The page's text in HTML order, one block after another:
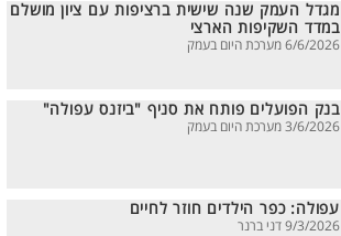
מגדל העמק שנה שישית ברציפות עם ציון מושלם
במדד השקיפות הארצי
6/6/2026 מערכת היום בעמק
בנק הפועלים פותח את סניף "ביזנס עפולה"
3/6/2026 מערכת היום בעמק
עפולה: כפר הילדים חוזר לחיים
9/3/2026 דני ברנר